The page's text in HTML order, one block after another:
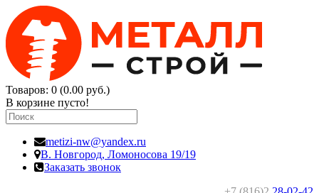
Товаров: 0 (0.00 руб.)
В корзине пусто!
metizi-nw@yandex.ru
В. Новгород, Ломоносова 19/19
Заказать звонок